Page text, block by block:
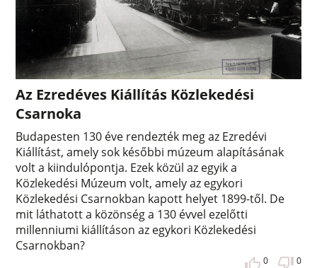
Az Ezredéves Kiállítás Közlekedési
Csarnoka
Budapesten 130 éve rendezték meg az Ezredévi
Kiállítást, amely sok későbbi múzeum alapításának
volt a kiindulópontja. Ezek közül az egyik a
Közlekedési Múzeum volt, amely az egykori
Közlekedési Csarnokban kapott helyet 1899-től. De
mit láthatott a közönség a 130 évvel ezelőtti
millenniumi kiállításon az egykori Közlekedési
Csarnokban?
0 0